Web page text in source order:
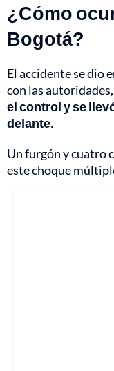
¿Cómo
Bogotá?
El accidente se dio
con las autoridades,
el control y se
delante.
Un furgón y cuatro
este choque